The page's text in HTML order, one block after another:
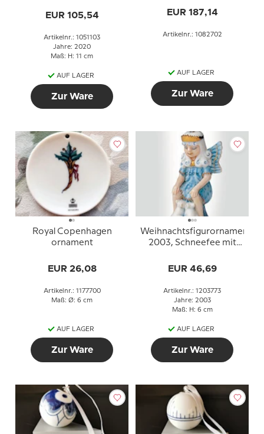
EUR 105,54
Artikelnr.: 1051103
Jahre: 2020
Maß: H: 11 cm
AUF LAGER
Zur Ware
EUR 187,14
Artikelnr.: 1082702
AUF LAGER
Zur Ware
Royal Copenhagen
ornament
EUR 26,08
Artikelnr.: 1177700
Maß: Ø: 6 cm
AUF LAGER
Zur Ware
Weihnachtsfigurornament
2003, Schneefee mit
EUR 46,69
Artikelnr.: 1203773
Jahre: 2003
Maß: H: 6 cm
AUF LAGER
Zur Ware